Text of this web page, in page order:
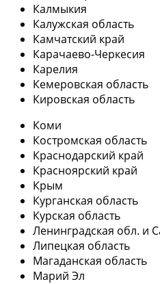
Калмыкия
Калужская область
Камчатский край
Карачаево-Черкесия
Карелия
Кемеровская область
Кировская область
Коми
Костромская область
Краснодарский край
Красноярский край
Крым
Курганская область
Курская область
Ленинградская обл. и
Липецкая область
Магаданская область
Марий Эл